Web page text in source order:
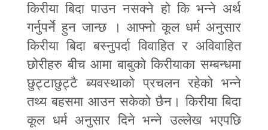
किरीया बिदा पाउन नसक्ने हो कि भन्ने अर्थ
गर्नुपर्ने हुन जान्छ । आफ्नो कूल धर्म अनुसार
किरीया बिदा बस्नुपर्दा विवाहित र अविवाहित
छोरीहरु बीच आमा बाबुको किरीयाका सम्बन्धमा
छुट्टाछुट्टै ब्यवस्थाको प्रचलन रहेको भन्ने
तथ्य बहसमा आउन सकेको छैन। किरीया बिदा
कूल धर्म अनुसार दिने भन्ने उल्लेख भएपछि